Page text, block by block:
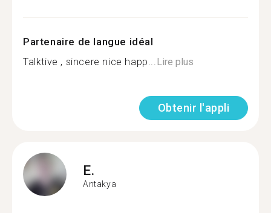
Partenaire de langue idéal
Talktive , sincere nice happ...Lire plus
Obtenir l'appli
E.
Antakya